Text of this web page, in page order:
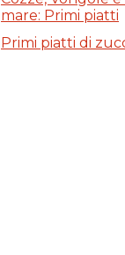
mare: Primi piatti
Primi piatti di